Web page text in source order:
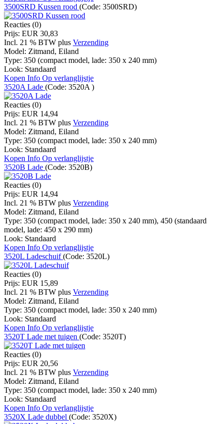
3500SRD Kussen rood (Code: 3500SRD)
Reacties (0)
Prijs: EUR 30,83
Incl. 21 % BTW plus Verzending
Model: Zitmand, Eiland
Type: 350 (compact model, lade: 350 x 240 mm)
Look: Standaard
Kopen Info Op verlanglijstje
3520A Lade (Code: 3520A)
Reacties (0)
Prijs: EUR 14,94
Incl. 21 % BTW plus Verzending
Model: Zitmand, Eiland
Type: 350 (compact model, lade: 350 x 240 mm)
Look: Standaard
Kopen Info Op verlanglijstje
3520B Lade (Code: 3520B)
Reacties (0)
Prijs: EUR 14,94
Incl. 21 % BTW plus Verzending
Model: Zitmand, Eiland
Type: 350 (compact model, lade: 350 x 240 mm), 450 (standaard
model, lade: 450 x 290 mm)
Look: Standaard
Kopen Info Op verlanglijstje
3520L Ladeschuif(Code: 3520L)
Reacties (0)
Prijs: EUR 15,89
Incl. 21 % BTW plus Verzending
Model: Zitmand, Eiland
Type: 350 (compact model, lade: 350 x 240 mm)
Look: Standaard
Kopen Info Op verlanglijstje
3520T Lade met tuigen (Code: 3520T)
Reacties (0)
Prijs: EUR 20,56
Incl. 21 % BTW plus Verzending
Model: Zitmand, Eiland
Type: 350 (compact model, lade: 350 x 240 mm)
Look: Standaard
Kopen Info Op verlanglijstje
3520X Lade dubbel (Code: 3520X)